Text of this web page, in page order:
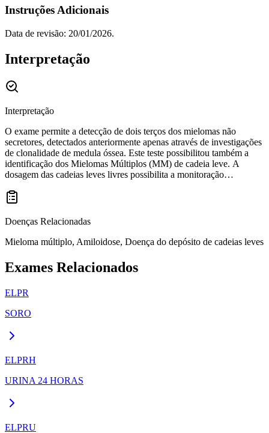
Instruções Adicionais
Data de revisão: 20/01/2026.
Interpretação
Interpretação
O exame permite a detecção de dois terços dos mielomas não
secretores, detectados anteriormente apenas através de investigações
de clonalidade de medula óssea. Este teste possibilitou também a
identificação dos Mielomas Múltiplos (MM) de cadeia leve. A
dosagem das cadeias leves livres possibilita a monitoração
incluindo amiloidose, MM oligosecretor.
Doenças Relacionadas
Mieloma múltiplo, Amiloidose, Doença do depósito de cadeias leves
Exames Relacionados
ELPR
SORO
ELPRH
URINA 24 HORAS
ELPRU